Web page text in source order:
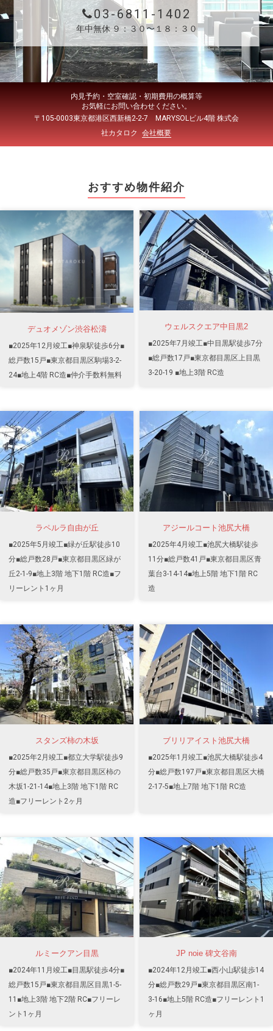
03-6811-1402
年中無休 ９：３０〜１８：３０
内見予約・空室確認・初期費用の概算等
お気軽にお問い合わせください。
〒105-0003東京都港区西新橋2-2-7 MARYSOLビル4階 株式会
社カタロク
会社概要
おすすめ物件紹介
デュオメゾン渋谷松濤
■2025年12月竣工■神泉駅徒歩6分■
総戸数15戸■東京都目黒区駒場3-2-
24■地上4階 RC造■仲介手数料無料
ウェルスクエア中目黒2
■2025年7月竣工■中目黒駅徒歩7分
■総戸数17戸■東京都目黒区上目黒
3-20-19 ■地上3階 RC造
ラペルラ自由が丘
■2025年5月竣工■緑が丘駅徒歩10
分■総戸数28戸■東京都目黒区緑が
丘2-1-9■地上3階 地下1階 RC造■フ
リーレント1ヶ月
アジールコート池尻大橋
■2025年4月竣工■池尻大橋駅徒歩
11分■総戸数41戸■東京都目黒区青
葉台3-14-14■地上5階 地下1階 RC
造
スタンズ柿の木坂
■2025年2月竣工■都立大学駅徒歩9
分■総戸数35戸■東京都目黒区柿の
木坂1-21-14■地上3階 地下1階 RC
造■フリーレント2ヶ月
ブリリアイスト池尻大橋
■2025年1月竣工■池尻大橋駅徒歩4
分■総戸数197戸■東京都目黒区大橋
2-17-5■地上7階 地下1階 RC造
ルミークアン目黒
■2024年11月竣工■目黒駅徒歩4分■
総戸数15戸■東京都目黒区目黒1-5-
11■地上3階 地下2階 RC■フリーレ
ント1ヶ月
JP noie 碑文谷南
■2024年12月竣工■西小山駅徒歩14
分■総戸数29戸■東京都目黒区南1-
3-16■地上5階 RC造■フリーレント1
ヶ月